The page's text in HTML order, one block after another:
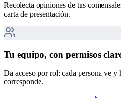
Recolecta opiniones de tus
carta de presentación.
Tu equipo, con permisos
Da acceso por rol: cada persona ve y
corresponde.